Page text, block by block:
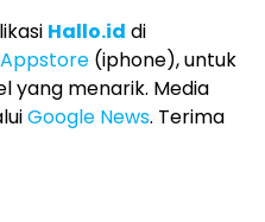
Hallo.id di
Appstore (iphone), untuk
yang menarik. Media
Google News. Terima